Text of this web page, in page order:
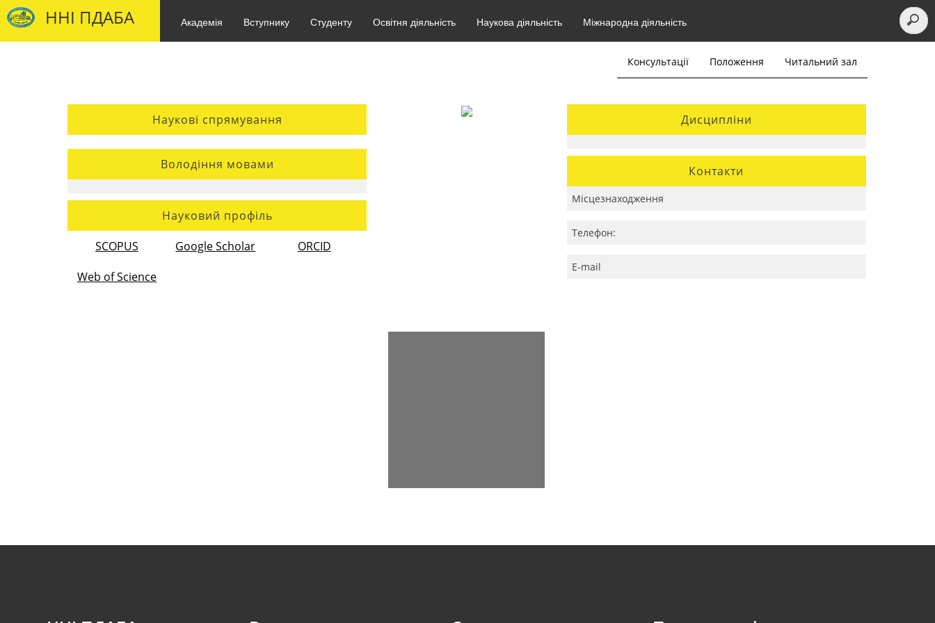
ННІ ПДАБА Академія Вступнику Студенту Освітня діяльність Наукова діяльність Міжнародна діяльність
Консультації Положення Читальний зал
Наукові спрямування
Володіння мовами
Науковий профіль
SCOPUS
Google Scholar
ORCID
Web of Science
Дисципліни
Контакти
Місцезнаходження
Телефон:
E-mail